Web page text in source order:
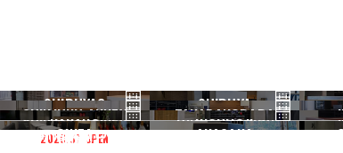
SHIBUYA3
渋谷3号
2026.07 OPEN
SHIBUYA
渋谷本店
SHINJUKU ANNEX
新宿ANNEX
TAKADANOBABA
高田馬場
NAKANO
中野
KICHIJOJI
GINZA AKASAKA